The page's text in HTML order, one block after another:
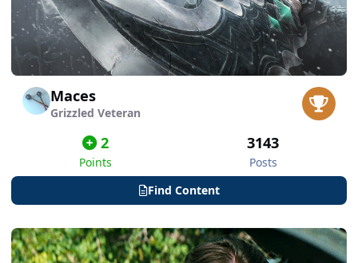
Maces
Grizzled Veteran
2
Points
3143
Posts
Find Content